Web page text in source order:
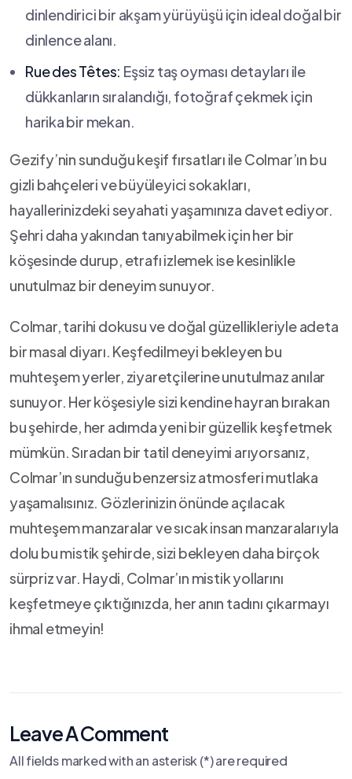
dinlendirici bir akşam yürüyüşü için ideal doğal bir
dinlence ​alanı.
Rue ‍des Têtes: Eşsiz taş oyması detayları ile
dükkanların sıralandığı, fotoğraf ​çekmek için
harika ⁤bir mekan.
Gezify’nin sunduğu keşif fırsatları⁤ ile Colmar’ın bu
gizli‍ bahçeleri ve büyüleyici⁣ sokakları,
hayallerinizdeki seyahati yaşamınıza davet ediyor.
Şehri daha yakından tanıyabilmek için her bir
köşesinde durup, etrafı izlemek ise kesinlikle
unutulmaz bir deneyim sunuyor.
Colmar, tarihi dokusu ve doğal güzellikleriyle adeta
bir masal diyarı. Keşfedilmeyi bekleyen bu
muhteşem yerler, ziyaretçilerine unutulmaz anılar
sunuyor. ⁣Her ⁤köşesiyle sizi kendine hayran bırakan
bu şehirde, her adımda⁣ yeni‍ bir güzellik keşfetmek
mümkün. Sıradan bir tatil deneyimi arıyorsanız,⁢
Colmar’ın sunduğu benzersiz atmosferi mutlaka
yaşamalısınız.‌ Gözlerinizin önünde açılacak ​
muhteşem manzaralar ve sıcak insan manzaralarıyla
dolu bu mistik şehirde, ⁣sizi⁢ bekleyen daha birçok
sürpriz ⁣var. Haydi,⁤ Colmar’ın mistik yollarını
keşfetmeye çıktığınızda, her ⁢anın tadını çıkarmayı
ihmal etmeyin!
Leave A Comment
All fields marked with an asterisk (*) are required